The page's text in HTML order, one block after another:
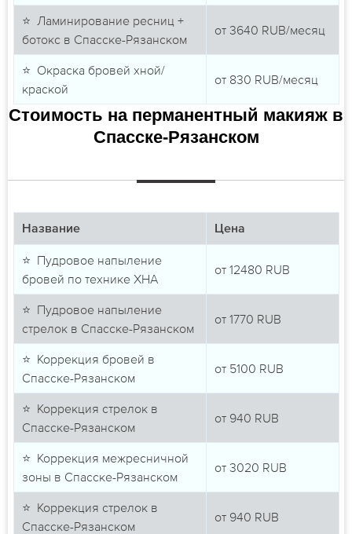
⭐ Ламинирование ресниц +
ботокс в Спасске-Рязанском
от 3640 RUB/месяц
⭐ Окраска бровей хной/
краской
от 830 RUB/месяц
Стоимость на перманентный макияж в
Спасске-Рязанском
Название Цена
⭐ Пудровое напыление
бровей по технике ХНА
от 12480 RUB
⭐ Пудровое напыление
стрелок в Спасске-Рязанском
от 1770 RUB
⭐ Коррекция бровей в
Спасске-Рязанском
от 5100 RUB
⭐ Коррекция стрелок в
Спасске-Рязанском
от 940 RUB
⭐ Коррекция межресничной
зоны в Спасске-Рязанском
от 3020 RUB
⭐ Коррекция стрелок в
Спасске-Рязанском
от 940 RUB